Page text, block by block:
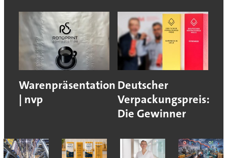
Warenpräsentation
| nvp
Deutscher
Verpackungspreis:
Die Gewinner